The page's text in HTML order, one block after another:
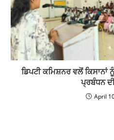
ਡਿਪਟੀ ਕਮਿਸ਼ਨਰ ਵਲੋਂ
ਪ੍ਰਬੰਧਨ
April